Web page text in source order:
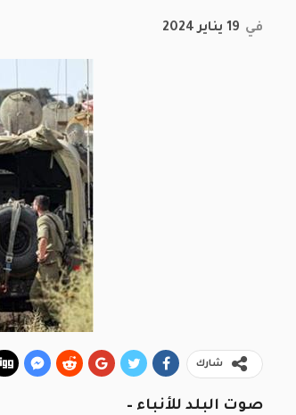
في 19 يناير 2024
شارك
صوت البلد للأنباء –